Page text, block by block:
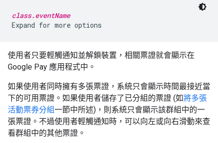
class.eventName
使用者只要輕觸通知並解鎖裝置，相關票證就會顯示在
Google Pay 應用程式中。
如果使用者同時擁有多張票證，系統只會顯示時間最接近當
下的可用票證。如果使用者儲存了已分組的票證 (如將多張
活動票券分組一節中所述)，則系統只會顯示該群組中的一
張票證。不過使用者輕觸通知時，可以向左或向右滑動來查
看群組中的其他票證。